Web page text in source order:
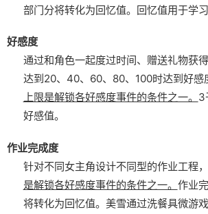
部门分将转化为回忆值。 回忆值用于学习
好感度
通过和角色一起度过时间、赠送礼物获得
达到20、40、60、80、100时达到好感
上限是解锁各好感度事件的条件之一。 3
好感值。
作业完成度
针对不同女主角设计不同型的作业工程，
是解锁各好感度事件的条件之一。 作业
将转化为回忆值。 美雪通过洗餐具微游